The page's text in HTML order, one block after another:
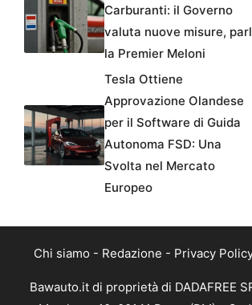
Carburanti: il Governo
valuta nuove misure,
la Premier Meloni
Tesla Ottiene
Approvazione Olandese
per il Software di Guida
Autonoma FSD: Una
Svolta nel Mercato
Europeo
Chi siamo - Redazione - Privacy
Bawauto.it di proprietà di DADAFREE